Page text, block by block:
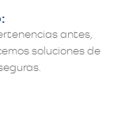
antes,
soluciones de